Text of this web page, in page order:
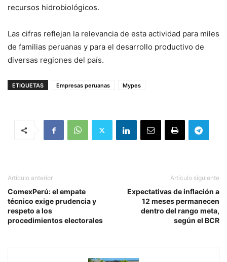
recursos hidrobiológicos.
Las cifras reflejan la relevancia de esta actividad para miles
de familias peruanas y para el desarrollo productivo de
diversas regiones del país.
ETIQUETAS Empresas peruanas Mypes
Artículo anterior
ComexPerú: el empate
técnico exige prudencia y
respeto a los
procedimientos electorales
Artículo siguiente
Expectativas de inflación a
12 meses permanecen
dentro del rango meta,
según el BCR